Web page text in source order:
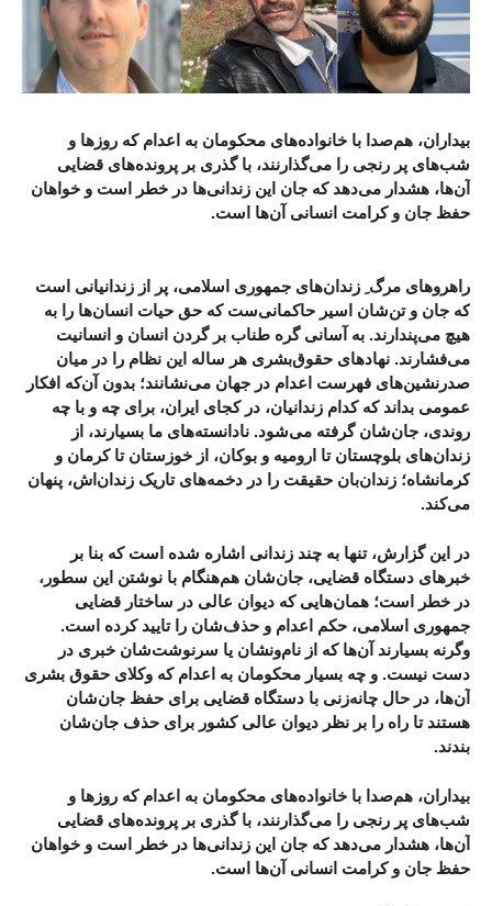
بیداران، هم‌صدا با خانواده‌های محکومان به اعدام که روزها و
شب‌های پر رنجی را می‌گذارنند، با گذری بر پرونده‌‌های قضایی
آن‌ها، هشدار می‌دهد که جان این زندانی‌ها در خطر است و خواهان
حفظ جان و کرامت انسانی آن‌ها است.
راهروهای مرگ ِ زندان‌های جمهوری اسلامی، پر از زندانیانی است
که جان و تن‌شان اسیر حاکمانی‌ست که حق حیات انسان‌ها را به
هیچ‌ می‌پندارند. به آسانی گره طناب بر گردن انسان و انسانیت
می‌فشارند. نهادهای حقوق‌بشری هر ساله این نظام را در میان
صدرنشین‌های فهرست اعدام در جهان می‌نشانند؛ بدون آن‌که افکار
عمومی بداند که کدام زندانیان، در کجای ایران، برای چه و با چه
روندی، جان‌شان گرفته می‌شود. نادانسته‌های ما بسیارند، از
زندان‌‌های بلوچستان تا ارومیه و بوکان، از خوزستان تا کرمان و
کرمانشاه؛ زندان‌بان حقیقت را در دخمه‌های تاریک زندان‌اش، پنهان
می‌کند.
در این گزارش، تنها به چند زندانی اشاره‌ شده‌ است که بنا بر
خبرهای دستگاه قضایی، جان‌شان هم‌هنگام با نوشتن این سطور،
در خطر است؛ همان‌هایی که دیوان عالی در ساختار قضایی
جمهوری اسلامی، حکم اعدام و حذف‌شان را تایید کرده است.
وگرنه بسیارند آن‌ها که از نام‌ونشان یا سرنوشت‌شان خبری در
دست نیست. و چه بسیار محکومان به اعدام که وکلای حقوق بشری
آن‌ها، در حال چانه‌زنی با دستگاه قضایی برای حفظ جان‌شان
هستند تا راه را بر نظر دیوان عالی کشور برای حذف جان‌شان
بندند.
بیداران، هم‌صدا با خانواده‌های محکومان به اعدام که روزها و
شب‌های پر رنجی را می‌گذارنند، با گذری بر پرونده‌‌های قضایی
آن‌ها، هشدار می‌دهد که جان این زندانی‌ها در خطر است و خواهان
حفظ جان و کرامت انسانی آن‌ها است.